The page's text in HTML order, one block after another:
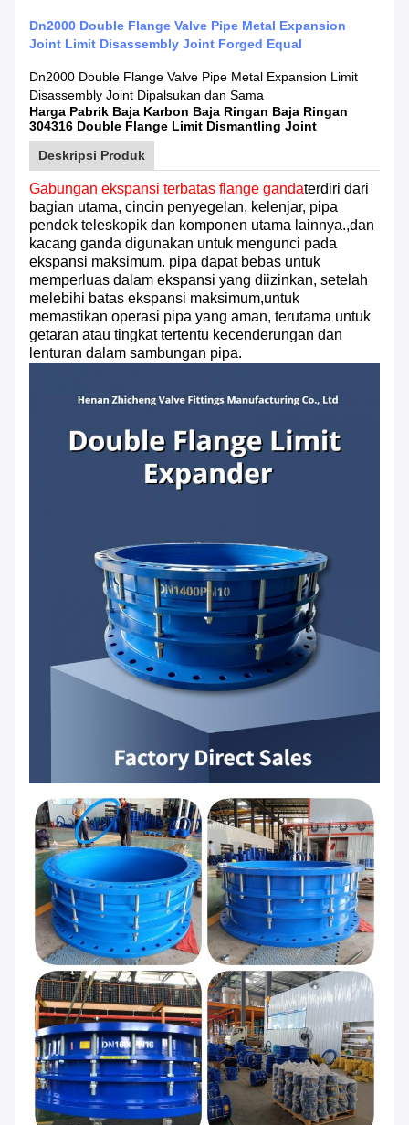
Dn2000 Double Flange Valve Pipe Metal Expansion
Joint Limit Disassembly Joint Forged Equal
Dn2000 Double Flange Valve Pipe Metal Expansion Limit
Disassembly Joint Dipalsukan dan Sama
Harga Pabrik Baja Karbon Baja Ringan Baja Ringan
304316 Double Flange Limit Dismantling Joint
Deskripsi Produk
Gabungan ekspansi terbatas flange gandaterdiri dari
bagian utama, cincin penyegelan, kelenjar, pipa
pendek teleskopik dan komponen utama lainnya.,dan
kacang ganda digunakan untuk mengunci pada
ekspansi maksimum. pipa dapat bebas untuk
memperluas dalam ekspansi yang diizinkan, setelah
melebihi batas ekspansi maksimum,untuk
memastikan operasi pipa yang aman, terutama untuk
getaran atau tingkat tertentu kecenderungan dan
lenturan dalam sambungan pipa.